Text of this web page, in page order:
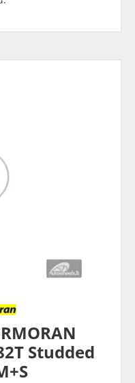
Studded